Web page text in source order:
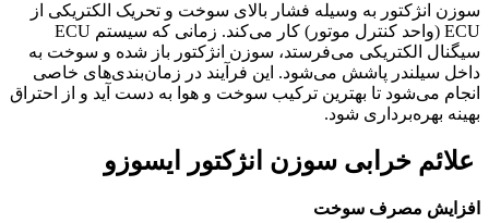
سوزن انژکتور به وسیله فشار بالای سوخت و تحریک الکتریکی از
ECU (واحد کنترل موتور) کار می‌کند. زمانی که سیستم ECU
سیگنال الکتریکی می‌فرستد، سوزن انژکتور باز شده و سوخت به
داخل سیلندر پاشش می‌شود. این فرآیند در زمان‌بندی‌های خاصی
انجام می‌شود تا بهترین ترکیب سوخت و هوا به دست آید و از احتراق
بهینه بهره‌برداری شود.
علائم خرابی سوزن انژکتور ایسوزو
افزایش مصرف سوخت